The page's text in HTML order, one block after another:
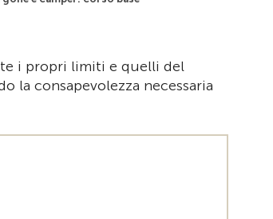
i propri limiti e quelli del
la consapevolezza necessaria